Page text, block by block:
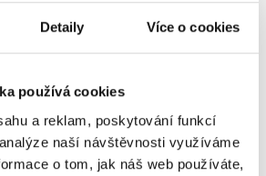
Detaily Více o cookies
používá cookies
a reklam, poskytování funkcí
naší návštěvnosti využíváme
o tom, jak náš web používáte,
gumou